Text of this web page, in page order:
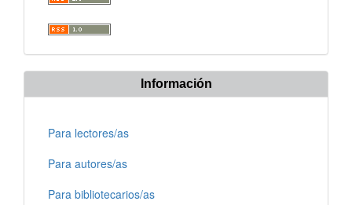
Información
Para lectores/as
Para autores/as
Para bibliotecarios/as